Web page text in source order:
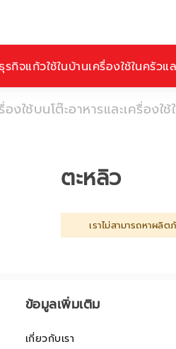
รกิจแก้วใช้ในบ้านเครื่องใช้ในครัวแ
องใช้บนโต๊ะอาหารและเครื่องใ
ตะหลิว
เราไม่สามารถหาผ
ข้อมูลเพิ่มเติม
เกี่ยวกับเรา